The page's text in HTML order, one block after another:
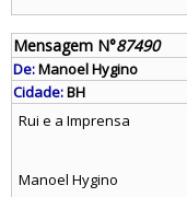
Mensagem N°87490
De:Manoel Hygino
Cidade:BH
Rui e a Imprensa
Manoel Hygino